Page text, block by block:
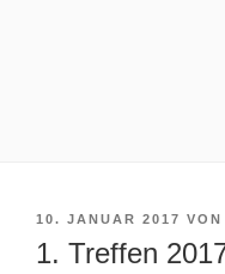
VERÖFFENTLICHT
10. JANUAR 2017 VON
1. Treffen